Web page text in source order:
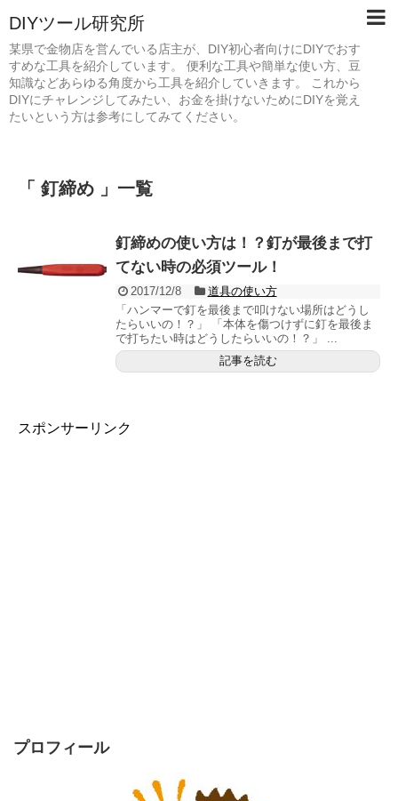
DIYツール研究所
某県で金物店を営んでいる店主が、DIY初心者向けにDIYでおす
すめな工具を紹介しています。 便利な工具や簡単な使い方、豆
知識などあらゆる角度から工具を紹介していきます。 これから
DIYにチャレンジしてみたい、お金を掛けないためにDIYを覚え
たいという方は参考にしてみてください。
「 釘締め 」一覧
釘締めの使い方は！？釘が最後まで打
てない時の必須ツール！
2017/12/8
道具の使い方
「ハンマーで釘を最後まで叩けない場所はどうし
たらいいの！？」 「本体を傷つけずに釘を最後ま
で打ちたい時はどうしたらいいの！？」 ...
記事を読む
スポンサーリンク
プロフィール